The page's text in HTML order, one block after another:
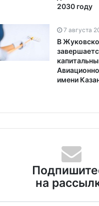
2030 году
7 августа
В
имени
на